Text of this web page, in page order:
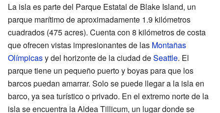
La isla es parte del Parque Estatal de Blake Island, un
parque marítimo de aproximadamente 1.9 kilómetros
cuadrados (475 acres). Cuenta con 8 kilómetros de costa
que ofrecen vistas impresionantes de las Montañas
Olímpicasy del horizonte de la ciudad deSeattle. El
parque tiene un pequeño puerto y boyas para que los
barcos puedan amarrar. Solo se puede llegar a la isla en
barco, ya sea turístico o privado. En el extremo norte de la
isla se encuentra la Aldea Tillicum, un lugar donde se